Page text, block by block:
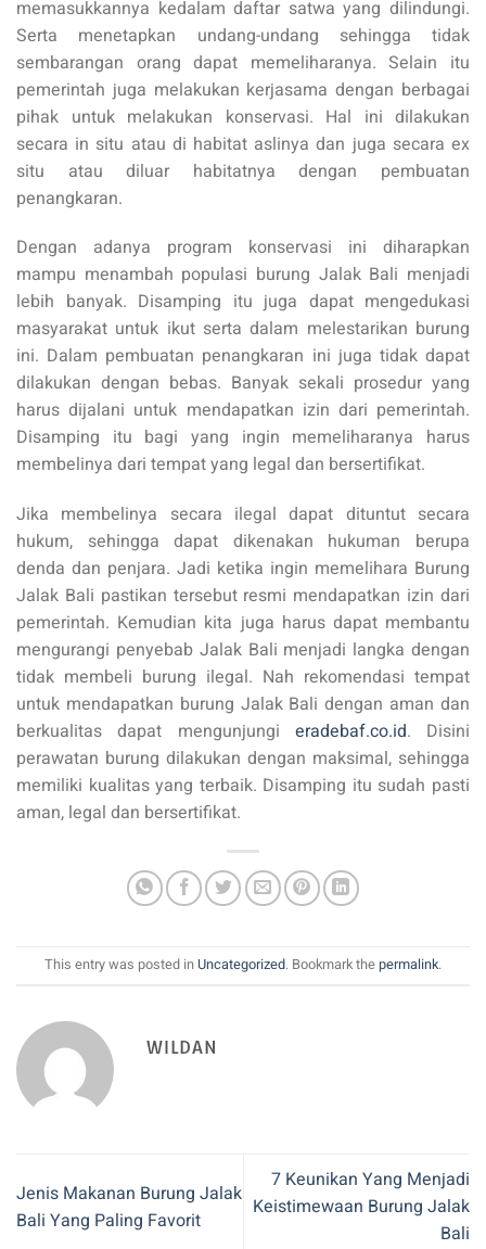
memasukkannya kedalam daftar satwa yang dilindungi.
Serta menetapkan undang-undang sehingga tidak
sembarangan orang dapat memeliharanya. Selain itu
pemerintah juga melakukan kerjasama dengan berbagai
pihak untuk melakukan konservasi. Hal ini dilakukan
secara in situ atau di habitat aslinya dan juga secara ex
situ atau diluar habitatnya dengan pembuatan
penangkaran.
Dengan adanya program konservasi ini diharapkan
mampu menambah populasi burung Jalak Bali menjadi
lebih banyak. Disamping itu juga dapat mengedukasi
masyarakat untuk ikut serta dalam melestarikan burung
ini. Dalam pembuatan penangkaran ini juga tidak dapat
dilakukan dengan bebas. Banyak sekali prosedur yang
harus dijalani untuk mendapatkan izin dari pemerintah.
Disamping itu bagi yang ingin memeliharanya harus
membelinya dari tempat yang legal dan bersertifikat.
Jika membelinya secara ilegal dapat dituntut secara
hukum, sehingga dapat dikenakan hukuman berupa
denda dan penjara. Jadi ketika ingin memelihara Burung
Jalak Bali pastikan tersebut resmi mendapatkan izin dari
pemerintah. Kemudian kita juga harus dapat membantu
mengurangi penyebab Jalak Bali menjadi langka dengan
tidak membeli burung ilegal. Nah rekomendasi tempat
untuk mendapatkan burung Jalak Bali dengan aman dan
berkualitas dapat mengunjungi eradebaf.co.id. Disini
perawatan burung dilakukan dengan maksimal, sehingga
memiliki kualitas yang terbaik. Disamping itu sudah pasti
aman, legal dan bersertifikat.
This entry was posted inUncategorized. Bookmark thepermalink.
WILDAN
Jenis Makanan Burung Jalak
Bali Yang Paling Favorit
7 Keunikan Yang Menjadi
Keistimewaan Burung Jalak
Bali